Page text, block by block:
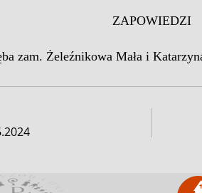
ZAPOWIEDZI
zam. Żeleźnikowa Mała i